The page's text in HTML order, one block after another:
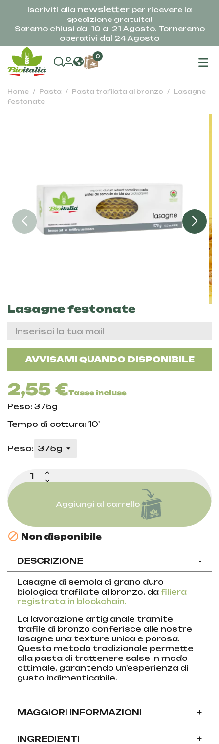
Iscriviti alla newsletter per ricevere la
spedizione gratuita!
Saremo chiusi dal 10 al 21 Agosto. Torneremo
operativi dal 24 Agosto
0
Home Pasta Pasta trafilata al bronzo
Lasagne
festonate
Lasagne festonate
AVVISAMI QUANDO DISPONIBILE
2,55 €Tasse incluse
Peso: 375g
Tempo di cottura: 10'
Peso:
Aggiungi al carrello
 Non disponibile
DESCRIZIONE -
Lasagne di semola di grano duro
biologica trafilate al bronzo, da filiera
registrata in blockchain.
La lavorazione artigianale tramite
trafile di bronzo conferisce alle nostre
lasagne una texture unica e porosa.
Questo metodo tradizionale permette
alla pasta di trattenere salse in modo
ottimale, garantendo un'esperienza di
gusto indimenticabile.
MAGGIORI INFORMAZIONI +
INGREDIENTI +